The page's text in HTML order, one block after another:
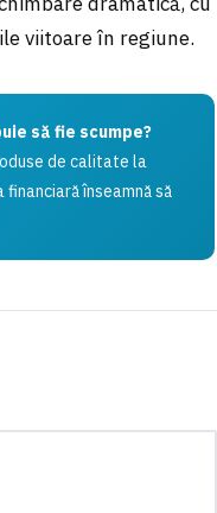
viitoare în regiune.
să fie scumpe?
de calitate la
înseamnă să